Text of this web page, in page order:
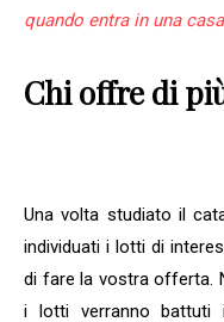
quando entra in una casa
Chi offre di
Una volta studiato il
individuati i lotti di
di fare la vostra offerta.
i lotti verranno battuti